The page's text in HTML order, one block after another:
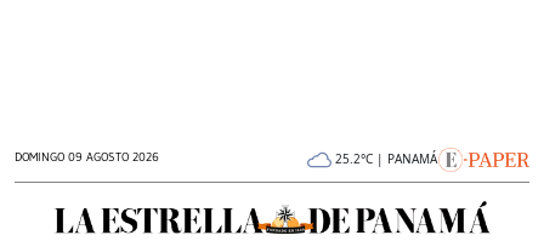
DOMINGO 09 AGOSTO 2026 25.2°C | PANAMÁ